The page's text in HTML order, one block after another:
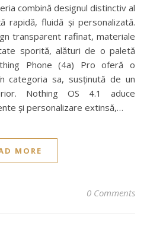
combină designul distinctiv al
rapidă, fluidă și personalizată.
transparent rafinat, materiale
sporită, alături de o paletă
Phone (4a) Pro oferă o
categoria sa, susținută de un
Nothing OS 4.1 aduce
și personalizare extinsă,…
MORE
0 Comments